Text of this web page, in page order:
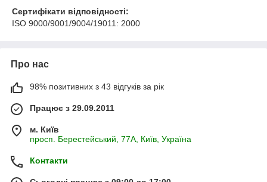
Сертифікати відповідності:
ISO 9000/9001/9004/19011: 2000
Про нас
98% позитивних з 43 відгуків за рік
Працює з 29.09.2011
м. Київ
просп. Берестейський, 77А, Київ, Україна
Контакти